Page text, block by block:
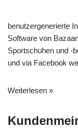
benutzergenerierte
Software von
Sportschuhen und -
und via Facebook
Weiterlesen »